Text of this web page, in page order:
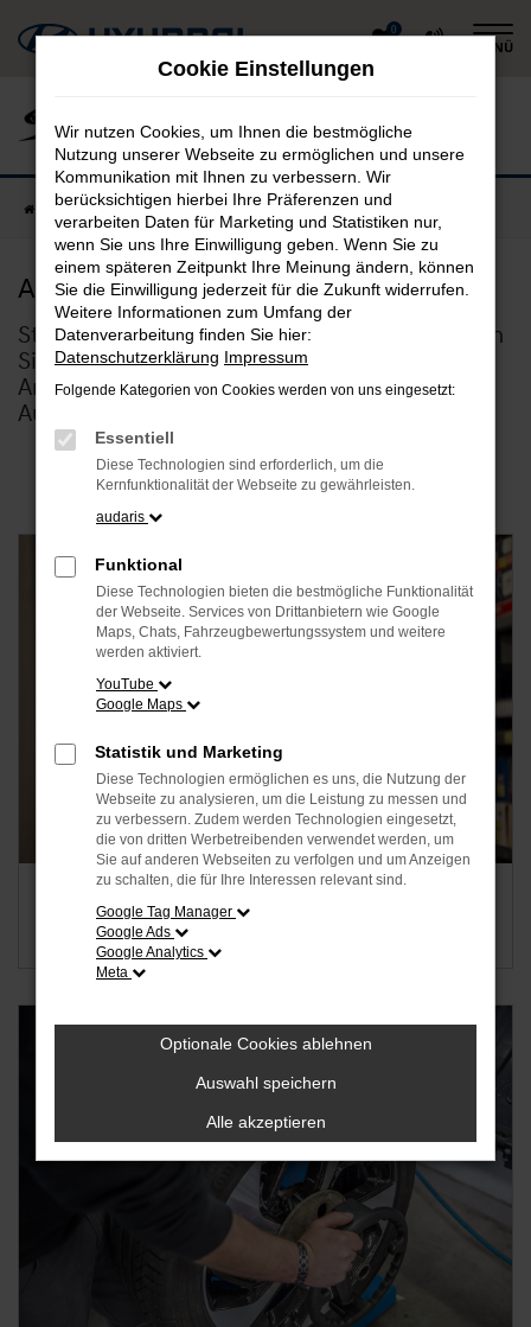
Zum
Hauptinhalt
0
MENÜ
Startseite Job und Karriere Aus- & Weiterbildung
Aus- & Weiterbildung
Starten Sie mit uns in die Zukunft! Verschaffen
Sie sich hier einen Überblick über unser
Angebot an Aus-&Weiterbildungen bei
Autocenter Schneider GmbH & Co.KG
Fachkraft für Lagerlogistik (m/w/d)
Jetzt bewerben
Cookie Einstellungen
Wir nutzen Cookies, um Ihnen die bestmögliche
Nutzung unserer Webseite zu ermöglichen und unsere
Kommunikation mit Ihnen zu verbessern. Wir
berücksichtigen hierbei Ihre Präferenzen und
verarbeiten Daten für Marketing und Statistiken nur,
wenn Sie uns Ihre Einwilligung geben. Wenn Sie zu
einem späteren Zeitpunkt Ihre Meinung ändern, können
Sie die Einwilligung jederzeit für die Zukunft widerrufen.
Weitere Informationen zum Umfang der
Datenverarbeitung finden Sie hier:
Datenschutzerklärung Impressum
Folgende Kategorien von Cookies werden von uns eingesetzt:
Essentiell
Diese Technologien sind erforderlich, um die
Kernfunktionalität der Webseite zu gewährleisten.
audaris
Funktional
Diese Technologien bieten die bestmögliche Funktionalität
der Webseite. Services von Drittanbietern wie Google
Maps, Chats, Fahrzeugbewertungssystem und weitere
werden aktiviert.
YouTube
Google Maps
Statistik und Marketing
Diese Technologien ermöglichen es uns, die Nutzung der
Webseite zu analysieren, um die Leistung zu messen und
zu verbessern. Zudem werden Technologien eingesetzt,
die von dritten Werbetreibenden verwendet werden, um
Sie auf anderen Webseiten zu verfolgen und um Anzeigen
zu schalten, die für Ihre Interessen relevant sind.
Google Tag Manager
Google Ads
Google Analytics
Meta
Optionale Cookies ablehnen
Auswahl speichern
Alle akzeptieren